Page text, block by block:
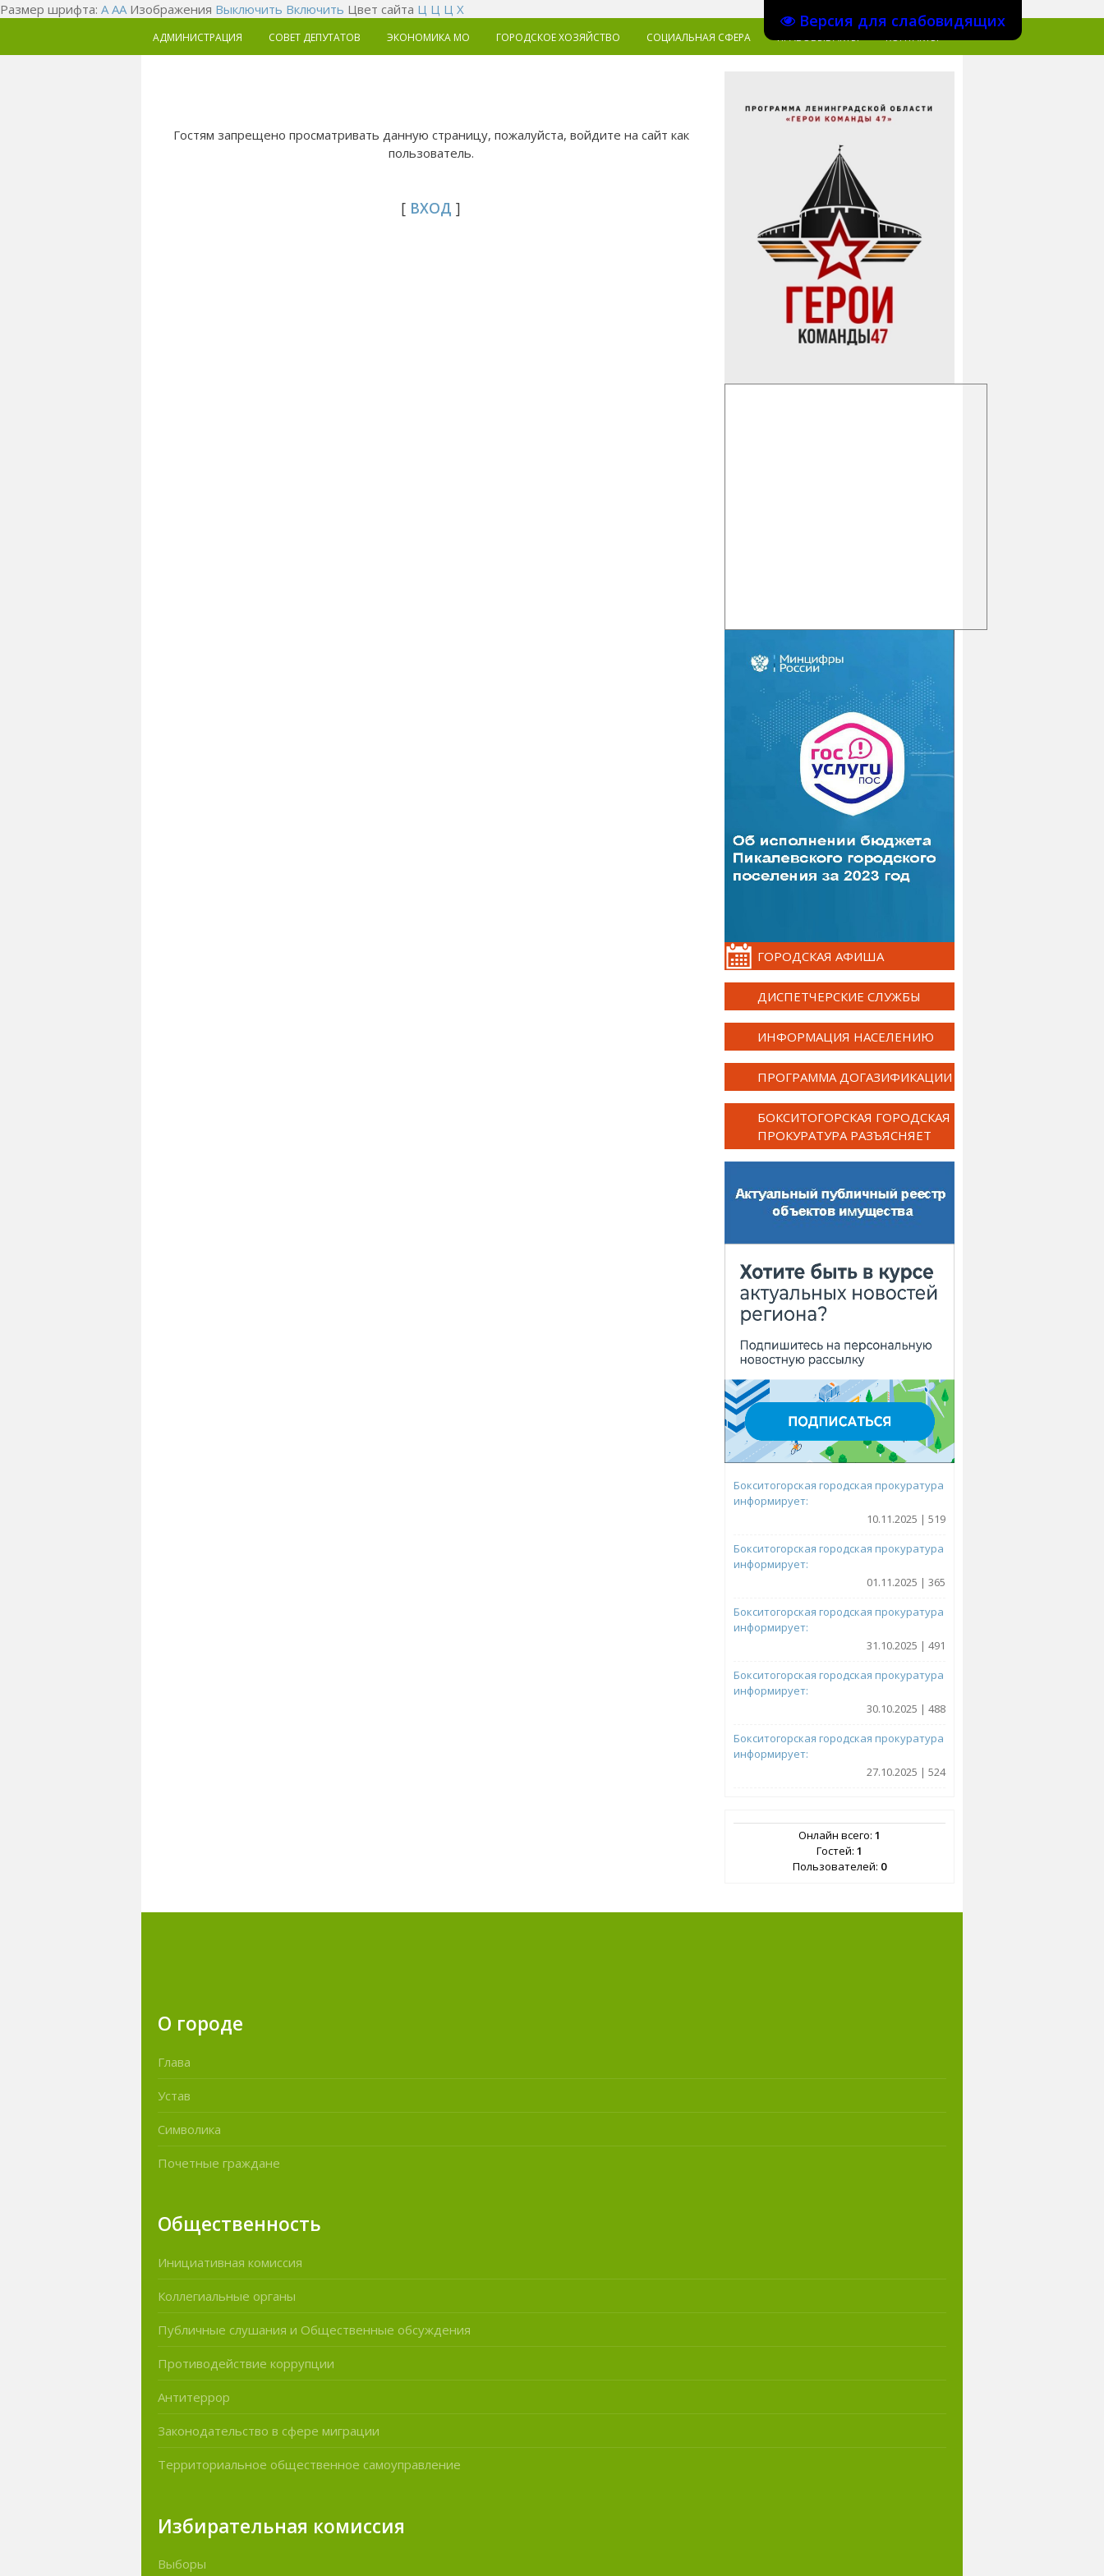
Версия для слабовидящих
Размер шрифта: A AAИзображения Выключить Включить Цвет сайта Ц Ц Ц Х
АДМИНИСТРАЦИЯ СОВЕТ ДЕПУТАТОВ ЭКОНОМИКА MO ГОРОДСКОЕ ХОЗЯЙСТВО СОЦИАЛЬНАЯ СФЕРА ПРАВОВЫЕ АКТЫ КОНТАКТЫ
Гостям запрещено просматривать данную страницу, пожалуйста, войдите на сайт как
пользователь.
[ ВХОД ]
ГОРОДСКАЯ АФИША
ДИСПЕТЧЕРСКИЕ СЛУЖБЫ
ИНФОРМАЦИЯ НАСЕЛЕНИЮ
ПРОГРАММА ДОГАЗИФИКАЦИИ
БОКСИТОГОРСКАЯ ГОРОДСКАЯ
ПРОКУРАТУРА РАЗЪЯСНЯЕТ
Бокситогорская городская прокуратура
информирует:
10.11.2025 | 519
Бокситогорская городская прокуратура
информирует:
01.11.2025 | 365
Бокситогорская городская прокуратура
информирует:
31.10.2025 | 491
Бокситогорская городская прокуратура
информирует:
30.10.2025 | 488
Бокситогорская городская прокуратура
информирует:
27.10.2025 | 524
Онлайн всего: 1
Гостей: 1
Пользователей: 0
О городе
Глава
Устав
Символика
Почетные граждане
Общественность
Инициативная комиссия
Коллегиальные органы
Публичные слушания и Общественные обсуждения
Противодействие коррупции
Антитеррор
Законодательство в сфере миграции
Территориальное общественное самоуправление
Избирательная комиссия
Выборы